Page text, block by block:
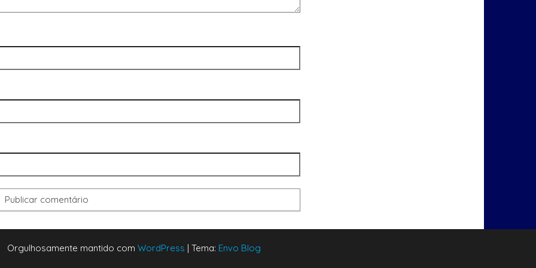
Orgulhosamente mantido com WordPress | Tema: Envo Blog